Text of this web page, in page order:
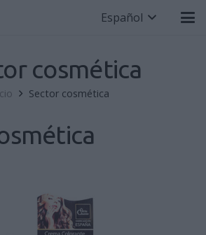
Español
cosmética
Sector cosmética